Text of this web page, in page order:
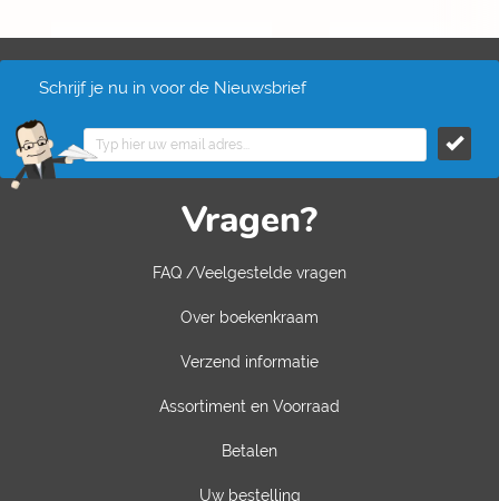
Schrijf je nu in voor de Nieuwsbrief
Vragen?
FAQ /Veelgestelde vragen
Over boekenkraam
Verzend informatie
Assortiment en Voorraad
Betalen
Uw bestelling